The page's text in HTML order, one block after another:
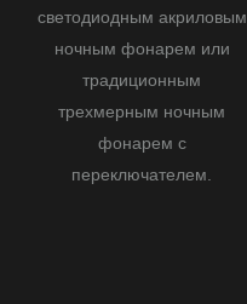
светодиодным акриловым
ночным фонарем или
традиционным
трехмерным ночным
фонарем с
переключателем.